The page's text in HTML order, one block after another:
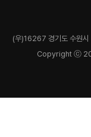
(우)16267 경기도 수원
Copyright ⓒ